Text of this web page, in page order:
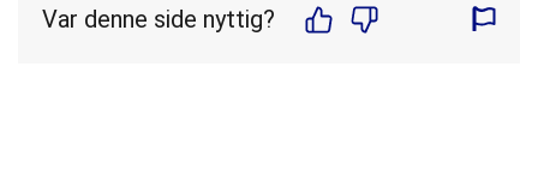
Var denne side nyttig?